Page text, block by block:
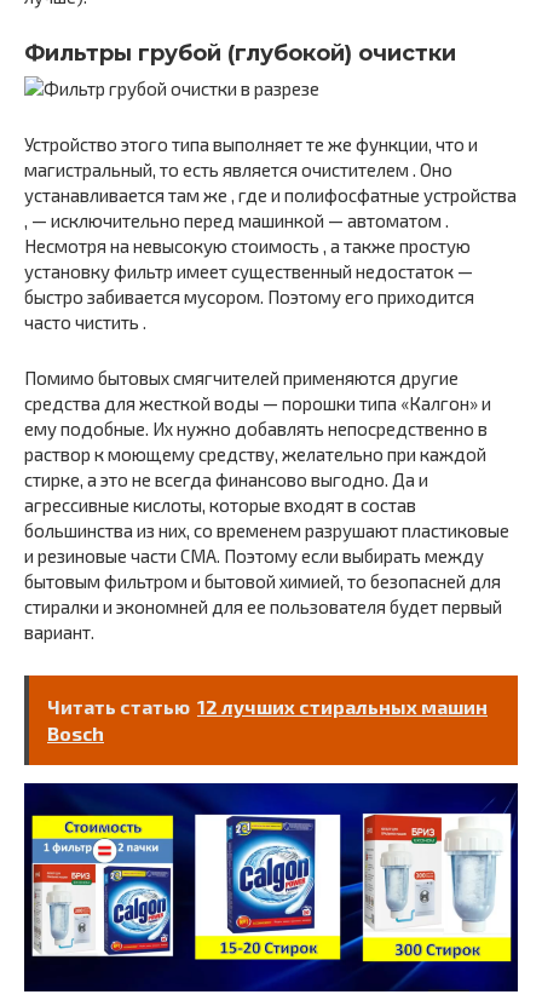
Фильтры грубой (глубокой) очистки
Устройство этого типа выполняет те же функции, что и
магистральный, то есть является очистителем . Оно
устанавливается там же , где и полифосфатные устройства
, — исключительно перед машинкой — автоматом .
Несмотря на невысокую стоимость , а также простую
установку фильтр имеет существенный недостаток —
быстро забивается мусором. Поэтому его приходится
часто чистить .
Помимо бытовых смягчителей применяются другие
средства для жесткой воды — порошки типа «Калгон» и
ему подобные. Их нужно добавлять непосредственно в
раствор к моющему средству, желательно при каждой
стирке, а это не всегда финансово выгодно. Да и
агрессивные кислоты, которые входят в состав
большинства из них, со временем разрушают пластиковые
и резиновые части СМА. Поэтому если выбирать между
бытовым фильтром и бытовой химией, то безопасней для
стиралки и экономней для ее пользователя будет первый
вариант.
Читать статью 12 лучших стиральных машин
Bosch